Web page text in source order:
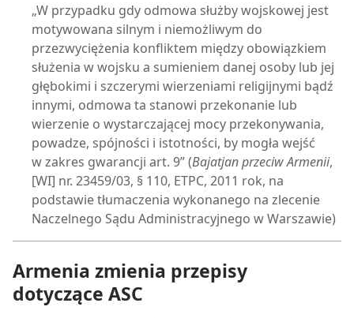
„W przypadku gdy odmowa służby wojskowej jest
motywowana silnym i niemożliwym do
przezwyciężenia konfliktem między obowiązkiem
służenia w wojsku a sumieniem danej osoby lub jej
głębokimi i szczerymi wierzeniami religijnymi bądź
innymi, odmowa ta stanowi przekonanie lub
wierzenie o wystarczającej mocy przekonywania,
powadze, spójności i istotności, by mogła wejść
w zakres gwarancji art. 9” (Bajatjan przeciw Armenii,
[WI] nr. 23459/03, § 110, ETPC, 2011 rok, na
podstawie tłumaczenia wykonanego na zlecenie
Naczelnego Sądu Administracyjnego w Warszawie)
Armenia zmienia przepisy
dotyczące ASC